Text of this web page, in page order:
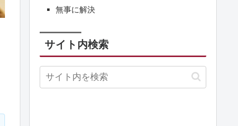
無事に解決
サイト内検索